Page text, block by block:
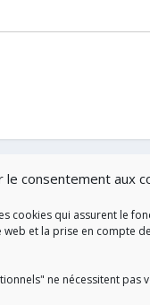
le consentement aux
cookies qui assurent le
et la prise en compte
ne nécessitent pas